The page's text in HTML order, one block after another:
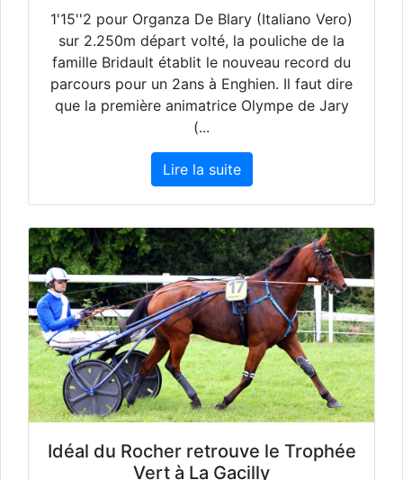
1'15''2 pour Organza De Blary (Italiano Vero)
sur 2.250m départ volté, la pouliche de la
famille Bridault établit le nouveau record du
parcours pour un 2ans à Enghien. Il faut dire
que la première animatrice Olympe de Jary
(...
Lire la suite
Idéal du Rocher retrouve le Trophée
Vert à La Gacilly